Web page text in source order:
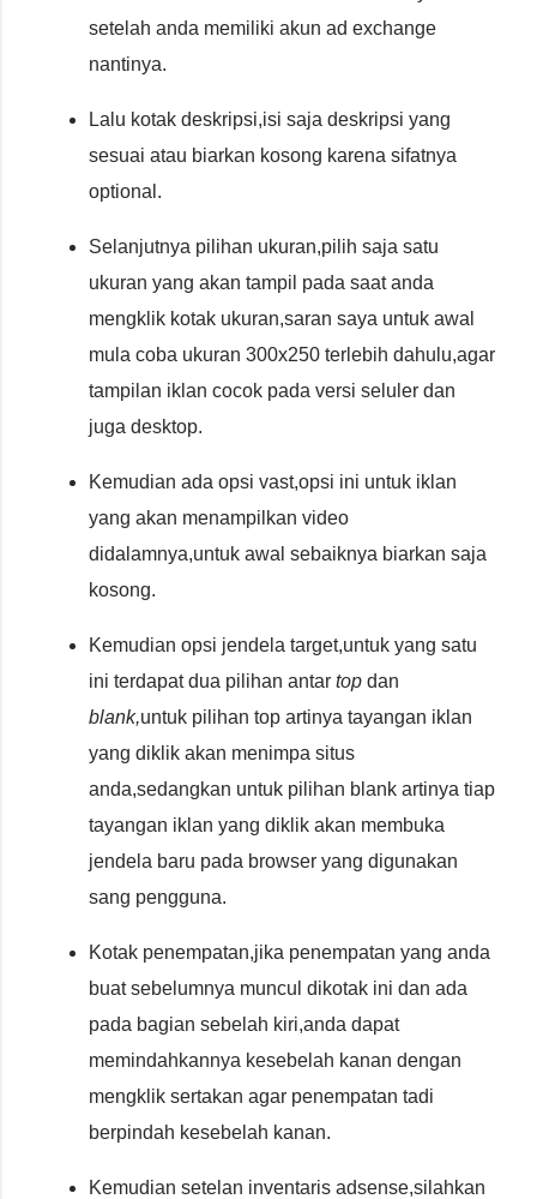
setelah anda memiliki akun ad exchange
nantinya.
Lalu kotak deskripsi,isi saja deskripsi yang
sesuai atau biarkan kosong karena sifatnya
optional.
Selanjutnya pilihan ukuran,pilih saja satu
ukuran yang akan tampil pada saat anda
mengklik kotak ukuran,saran saya untuk awal
mula coba ukuran 300x250 terlebih dahulu,agar
tampilan iklan cocok pada versi seluler dan
juga desktop.
Kemudian ada opsi vast,opsi ini untuk iklan
yang akan menampilkan video
didalamnya,untuk awal sebaiknya biarkan saja
kosong.
Kemudian opsi jendela target,untuk yang satu
ini terdapat dua pilihan antar top dan
blank,untuk pilihan top artinya tayangan iklan
yang diklik akan menimpa situs
anda,sedangkan untuk pilihan blank artinya tiap
tayangan iklan yang diklik akan membuka
jendela baru pada browser yang digunakan
sang pengguna.
Kotak penempatan,jika penempatan yang anda
buat sebelumnya muncul dikotak ini dan ada
pada bagian sebelah kiri,anda dapat
memindahkannya kesebelah kanan dengan
mengklik sertakan agar penempatan tadi
berpindah kesebelah kanan.
Kemudian setelan inventaris adsense,silahkan